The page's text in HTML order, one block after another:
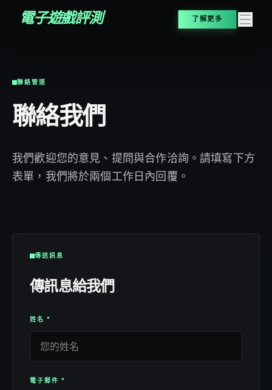
電子遊戲評測 了解更多
聯絡管道
聯絡我們
我們歡迎您的意見、提問與合作洽詢。請填寫下方
表單，我們將於兩個工作日內回覆。
傳送訊息
傳訊息給我們
姓名 *
電子郵件 *